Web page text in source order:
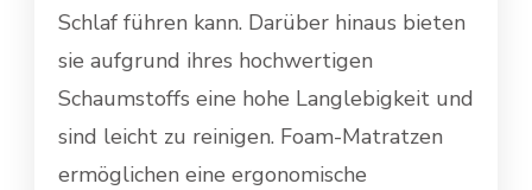
Schlaf führen kann. Darüber hinaus bieten
sie aufgrund ihres hochwertigen
Schaumstoffs eine hohe Langlebigkeit und
sind leicht zu reinigen. Foam-Matratzen
ermöglichen eine ergonomische